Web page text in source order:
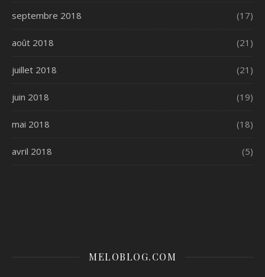
septembre 2018 (17)
août 2018 (21)
juillet 2018 (21)
juin 2018 (19)
mai 2018 (18)
avril 2018 (5)
MELOBLOG.COM